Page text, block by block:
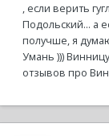
, если верить
Подольский... а
получше, я
Умань )))
отзывов про